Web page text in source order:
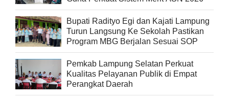
Bupati Radityo Egi dan Kajati Lampung
Turun Langsung Ke Sekolah Pastikan
Program MBG Berjalan Sesuai SOP
Pemkab Lampung Selatan Perkuat
Kualitas Pelayanan Publik di Empat
Perangkat Daerah